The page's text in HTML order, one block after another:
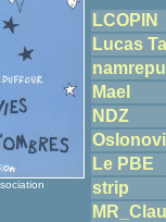
LCOPIN
Lucas
Mael
NDZ
Le PBE
strip